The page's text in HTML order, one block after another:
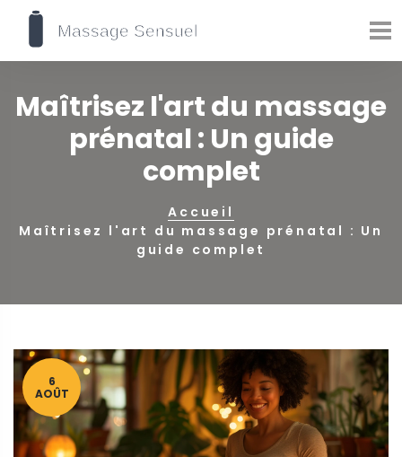
Maîtrisez l'art du massage
prénatal : Un guide
complet
Accueil
Maîtrisez l'art du massage prénatal : Un
guide complet
6
AOÛT